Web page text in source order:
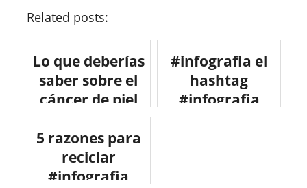
Related posts:
Lo que deberías
saber sobre el
cáncer de piel
#infographic
#salud
#infografia el
hashtag
#infografia
5 razones para
reciclar
#infografia